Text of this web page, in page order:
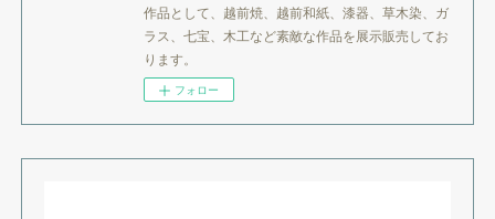
作品として、越前焼、越前和紙、漆器、草木染、ガ
ラス、七宝、木工など素敵な作品を展示販売してお
ります。
フォロー